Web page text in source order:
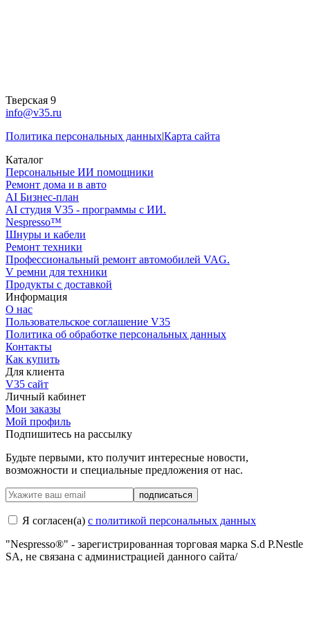
Тверская 9
info@v35.ru
Политика персональных данных|Карта сайта
Каталог
Персональные ИИ помощники
Ремонт дома и в авто
AI Бизнес-план
AI студия V35 - программы с ИИ.
Nespresso™
Шнуры и кабели
Ремонт техники
Профессиональный ремонт автомобилей VAG.
V ремни для техники
Продукты с доставкой
Информация
О нас
Пользовательское соглашение V35
Политика об обработке персональных данных
Контакты
Как купить
Для клиента
V35 сайт
Личный кабинет
Мои заказы
Мой профиль
Подпишитесь на рассылку
Будьте первыми, кто получит интересные новости,
возможности и специальные предложения от нас.
подписаться
Я согласен(a) с политикой персональных данных
"Nespresso®" - зарегистрированная торговая марка S.d P.Nestle
SA, не связана с администрацией данного сайта/